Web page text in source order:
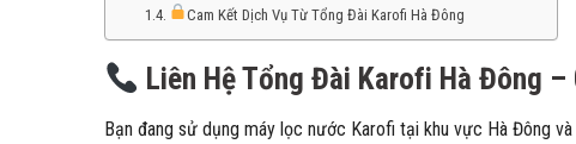
Cam Kết Dịch Vụ Từ Tổng Đài Karofi Hà Đông
Liên Hệ Tổng Đài Karofi Hà Đông
Bạn đang sử dụng máy lọc nước Karofi tại khu vực Hà Đông